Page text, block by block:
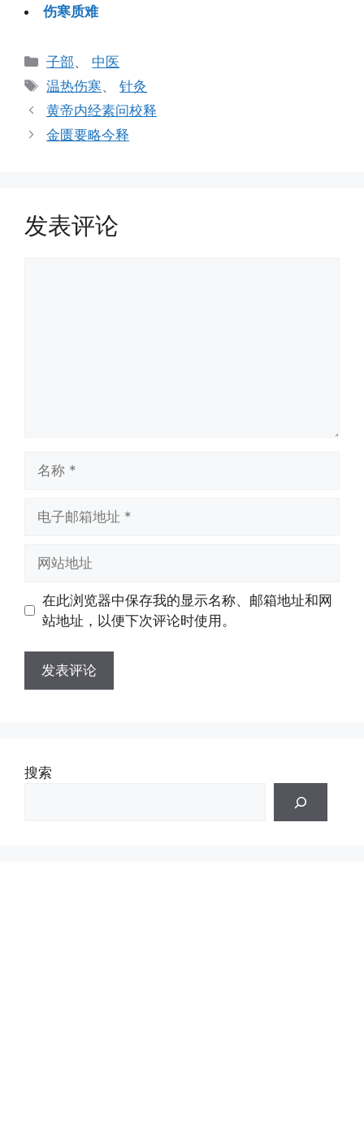
伤寒质难
分
类
子部、 中医
标
签
温热伤寒、针灸
黄帝内经素问校释
金匮要略今释
发表评论
址
址
在此浏览器中保存我的显示名称、邮箱地址和网
站地址，以便下次评论时使用。
搜索